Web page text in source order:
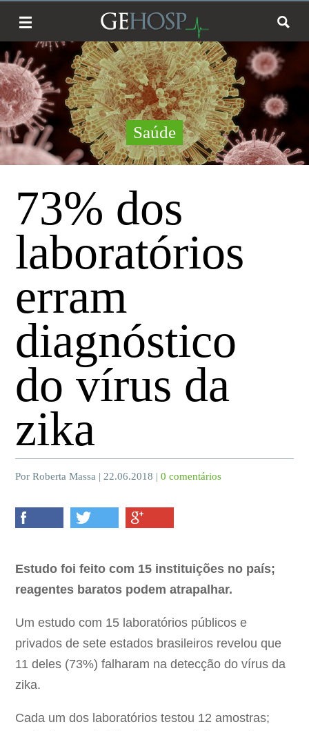
Saúde
73% dos
laboratórios
erram
diagnóstico
do vírus da
zika
Por Roberta Massa | 22.06.2018 |0 comentários
Estudo foi feito com 15 instituições no país;
reagentes baratos podem atrapalhar.
Um estudo com 15 laboratórios públicos e
privados de sete estados brasileiros revelou que
11 deles (73%) falharam na detecção do vírus da
zika.
Cada um dos laboratórios testou 12 amostras;